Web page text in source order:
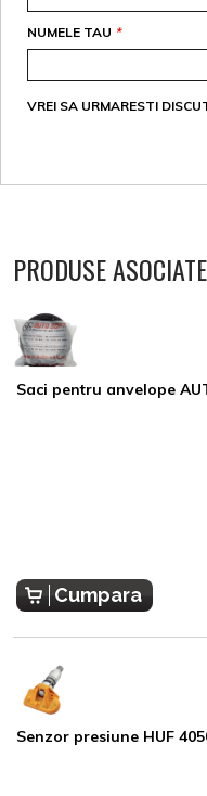
*
NUMELE TAU
VREI SA URMARESTI
PRODUSE ASOCIATE
Saci pentru anvelope
Cumpara
Senzor presiune HUF